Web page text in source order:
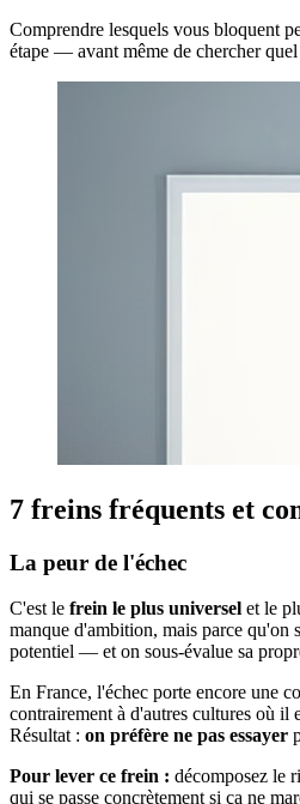
Comprendre lesquels vous bloquent
étape — avant même de chercher
7 freins fréquents et
La peur de l'échec
C'est le frein le plus universel et le
manque d'ambition, mais parce qu'on
potentiel — et on sous-évalue sa
En France, l'échec porte encore une
contrairement à d'autres cultures où il
Résultat : on préfère ne pas essayer
Pour lever ce frein : décomposez le
qui se passe concrètement si ça ne